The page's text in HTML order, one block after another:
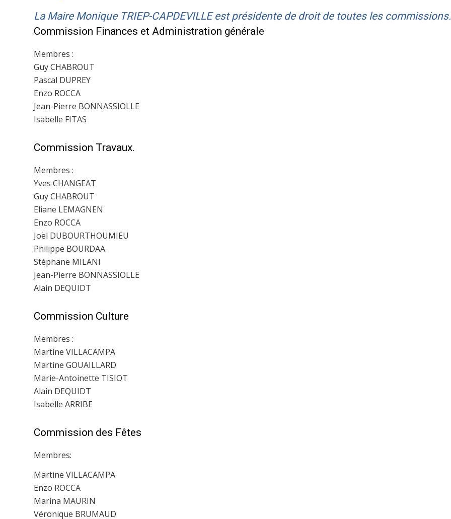
La Maire Monique TRIEP-CAPDEVILLE est présidente de droit de toutes les commissions.
Commission Finances et Administration générale
Membres :
Guy CHABROUT
Pascal DUPREY
Enzo ROCCA
Jean-Pierre BONNASSIOLLE
Isabelle FITAS
Commission Travaux.
Membres :
Yves CHANGEAT
Guy CHABROUT
Eliane LEMAGNEN
Enzo ROCCA
Joël DUBOURTHOUMIEU
Philippe BOURDAA
Stéphane MILANI
Jean-Pierre BONNASSIOLLE
Alain DEQUIDT
Commission Culture
Membres :
Martine VILLACAMPA
Martine GOUAILLARD
Marie-Antoinette TISIOT
Alain DEQUIDT
Isabelle ARRIBE
Commission des Fêtes
Membres:
Martine VILLACAMPA
Enzo ROCCA
Marina MAURIN
Véronique BRUMAUD